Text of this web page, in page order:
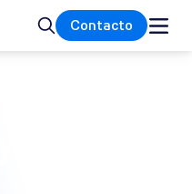
BuscarContacto